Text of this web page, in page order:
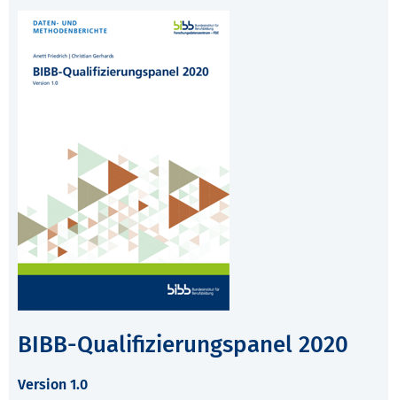
BIBB-Qualifizierungspanel 2020
Version 1.0